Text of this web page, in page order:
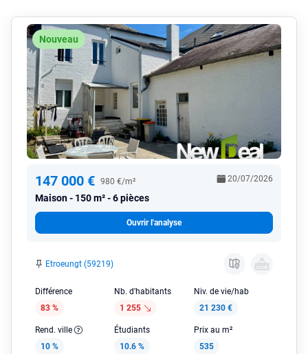
Nouveau
147 000 € 980 €/m²
Maison 150 m² - 6 pièces
20/07/2026
Ouvrir l'analyse
Etroeungt (59219)
Différence
83 %
Nb. d'habitants
1 255
Niv. de vie/hab
21 230 €
Rend. ville
10 %
Étudiants
10.6 %
Prix au m²
535